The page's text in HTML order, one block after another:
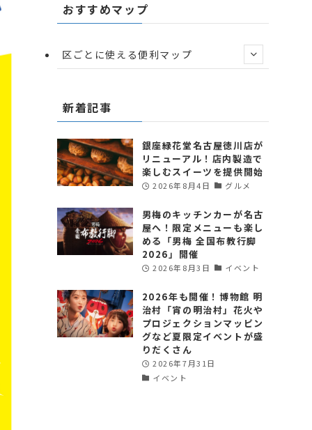
おすすめマップ
区ごとに使える便利マップ
新着記事
銀座緑花堂名古屋徳川店が
リニューアル！店内製造で
楽しむスイーツを提供開始
2026年8月4日 グルメ
男梅のキッチンカーが名古
屋へ！限定メニューも楽し
める「男梅 全国布教行脚
2026」開催
2026年8月3日 イベント
2026年も開催！博物館 明
治村「宵の明治村」花火や
プロジェクションマッピン
グなど夏限定イベントが盛
りだくさん
2026年7月31日
イベント